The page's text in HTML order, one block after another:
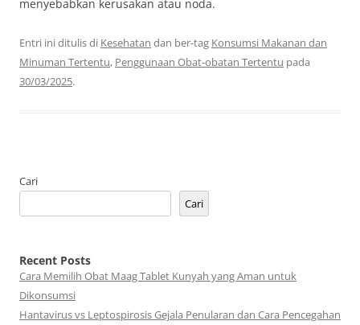
menyebabkan kerusakan atau noda.
Entri ini ditulis di Kesehatan dan ber-tag Konsumsi Makanan dan
Minuman Tertentu, Penggunaan Obat-obatan Tertentu pada
30/03/2025.
Cari
Cari
Recent Posts
Cara Memilih Obat Maag Tablet Kunyah yang Aman untuk
Dikonsumsi
Hantavirus vs Leptospirosis Gejala Penularan dan Cara Pencegahan